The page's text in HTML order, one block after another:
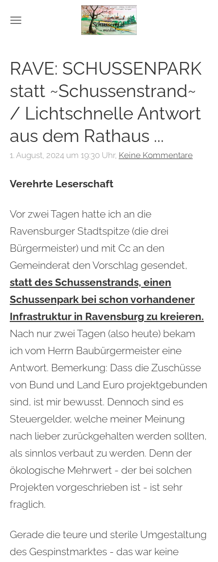
RAVE: SCHUSSENPARK
statt ~Schussenstrand~
/ Lichtschnelle Antwort
aus dem Rathaus ...
1. August, 2024 um 19:30 Uhr, Keine Kommentare
Verehrte Leserschaft
Vor zwei Tagen hatte ich an die
Ravensburger Stadtspitze (die drei
Bürgermeister) und mit Cc an den
Gemeinderat den Vorschlag gesendet,
statt des Schussenstrands, einen
Schussenpark bei schon vorhandener
Infrastruktur in Ravensburg zu kreieren.
Nach nur zwei Tagen (also heute) bekam
ich vom Herrn Baubürgermeister eine
Antwort. Bemerkung: Dass die Zuschüsse
von Bund und Land Euro projektgebunden
sind, ist mir bewusst. Dennoch sind es
Steuergelder, welche meiner Meinung
nach lieber zurückgehalten werden sollten,
als sinnlos verbaut zu werden. Denn der
ökologische Mehrwert - der bei solchen
Projekten vorgeschrieben ist - ist sehr
fraglich.
Gerade die teure und sterile Umgestaltung
des Gespinstmarktes - das war keine